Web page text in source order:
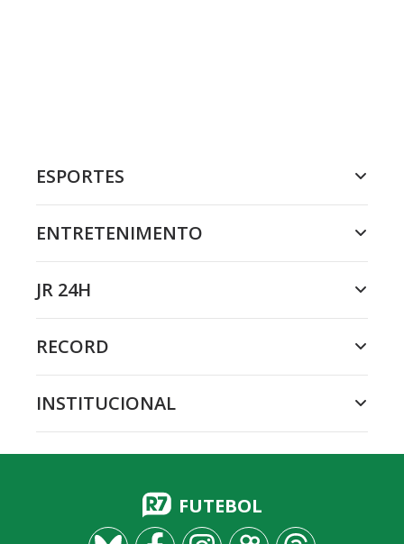
ESPORTES
ENTRETENIMENTO
JR 24H
RECORD
INSTITUCIONAL
FUTEBOL